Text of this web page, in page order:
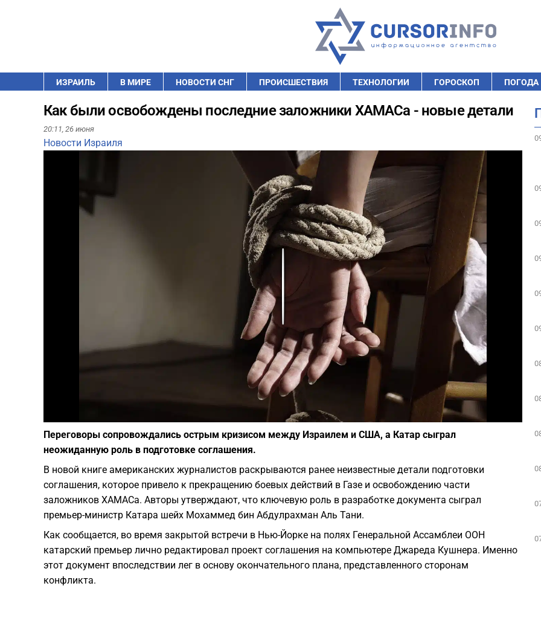
ИЗРАИЛЬ В МИРЕ НОВОСТИ СНГ ПРОИСШЕСТВИЯ ТЕХНОЛОГИИ ГОРОСКОП ПОГОДА
Как были освобождены последние заложники ХАМАСа - новые детали
20:11, 26 июня
Новости Израиля
Play
Фото: depositphotos.com
Переговоры сопровождались острым кризисом между Израилем и США, а Катар сыграл
неожиданную роль в подготовке соглашения.
В новой книге американских журналистов раскрываются ранее неизвестные детали подготовки
соглашения, которое привело к прекращению боевых действий в Газе и освобождению части
заложников ХАМАСа. Авторы утверждают, что ключевую роль в разработке документа сыграл
премьер-министр Катара шейх Мохаммед бин Абдулрахман Аль Тани.
Как сообщается, во время закрытой встречи в Нью-Йорке на полях Генеральной Ассамблеи ООН
катарский премьер лично редактировал проект соглашения на компьютере Джареда Кушнера. Именно
этот документ впоследствии лег в основу окончательного плана, представленного сторонам
конфликта.